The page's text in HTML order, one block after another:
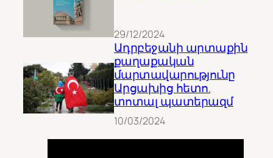
29/12/2024
Ադրբեջանի արտաքին
քաղաքական
մարտավարությունը
Արցախից հետո.
տոտալ պատերազմ
10/03/2024